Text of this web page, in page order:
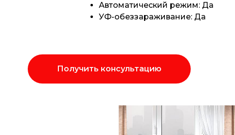
Автоматический режим: Да
УФ-обеззараживание: Да
Получить консультацию